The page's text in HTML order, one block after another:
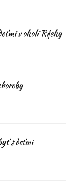
v okolí Rijeky
s deťmi